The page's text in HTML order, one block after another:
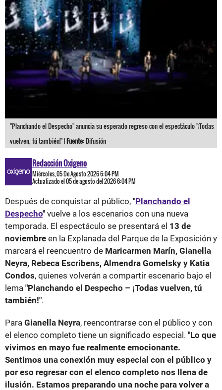
"Planchando el Despecho" anuncia su esperado regreso con el espectáculo "¡Todas
vuelven, tú también!" |Fuente:Difusión
Redacción Oxigeno
Miércoles, 05 De Agosto 2026 6:04 PM
Actualizado el 05 de agosto del 2026 6:04 PM
Después de conquistar al público, "Planchando el
Despecho" vuelve a los escenarios con una nueva
temporada. El espectáculo se presentará el 13 de
noviembre en la Explanada del Parque de la Exposición y
marcará el reencuentro de Maricarmen Marín, Gianella
Neyra, Rebeca Escribens, Almendra Gomelsky y Katia
Condos, quienes volverán a compartir escenario bajo el
lema "Planchando el Despecho – ¡Todas vuelven, tú
también!".
Para Gianella Neyra, reencontrarse con el público y con
el elenco completo tiene un significado especial. "Lo que
vivimos en mayo fue realmente emocionante.
Sentimos una conexión muy especial con el público y
por eso regresar con el elenco completo nos llena de
ilusión. Estamos preparando una noche para volver a